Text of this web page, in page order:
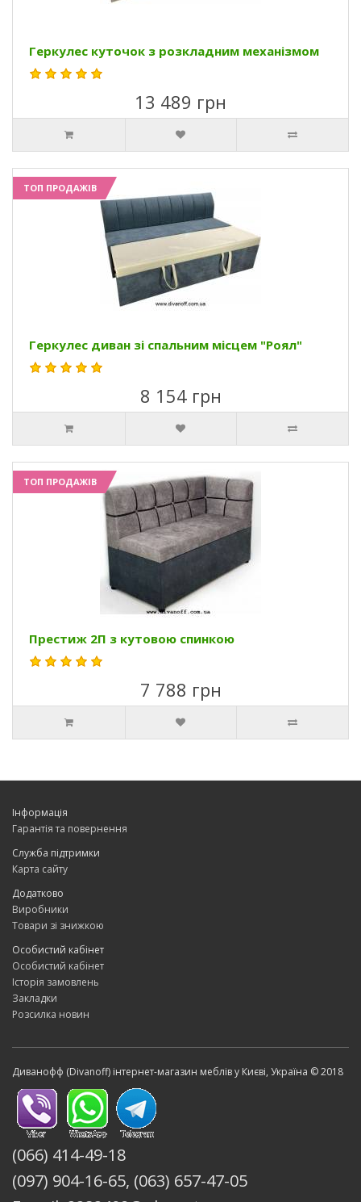
Геркулес куточок з розкладним механізмом
13 489 грн
ТОП ПРОДАЖІВ
Геркулес диван зі спальним місцем "Роял"
8 154 грн
ТОП ПРОДАЖІВ
Престиж 2П з кутовою спинкою
7 788 грн
Інформація
Гарантія та повернення
Служба підтримки
Карта сайту
Додатково
Виробники
Товари зі знижкою
Особистий кабінет
Особистий кабінет
Історія замовлень
Закладки
Розсилка новин
Диванофф (Divanoff) інтернет-магазин меблів у Києві, Україна © 2018
(066) 414-49-18
(097) 904-16-65, (063) 657-47-05